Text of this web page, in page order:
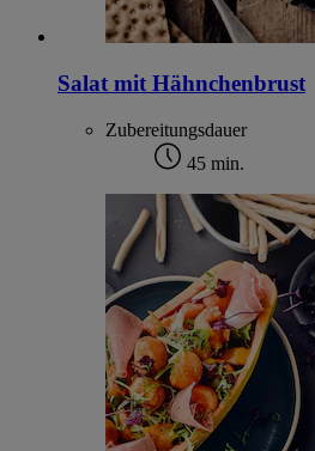
Salat mit Hähnchenbrust
Zubereitungsdauer
45 min.